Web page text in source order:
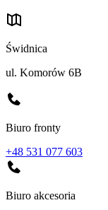
Świdnica
ul. Komorów 6B
Biuro fronty
+48 531 077 603
Biuro akcesoria